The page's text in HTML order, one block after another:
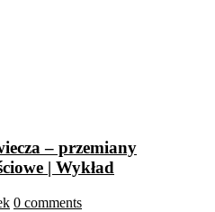
– przemiany
| Wykład
0 comments